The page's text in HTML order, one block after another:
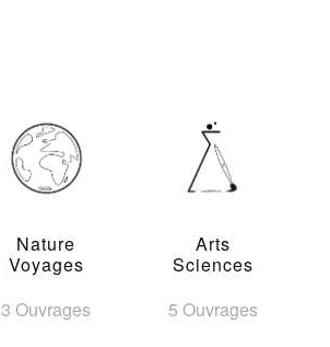
Nature
Voyages
3 Ouvrages
Arts
Sciences
5 Ouvrages